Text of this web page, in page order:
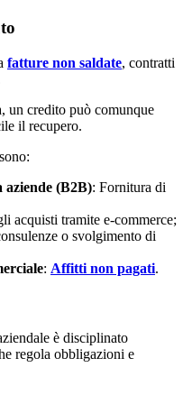
fatture non saldate, contratti
un credito può comunque
il recupero.
(B2B): Fornitura di
acquisti tramite e-commerce;
o svolgimento di
: Affitti non pagati.
è disciplinato
regola obbligazioni e